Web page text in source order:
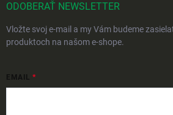
ODOBERAŤ NEWSLETTER
Vložte svoj e-mail a my Vám budeme
produktoch na našom e-shope.
EMAIL